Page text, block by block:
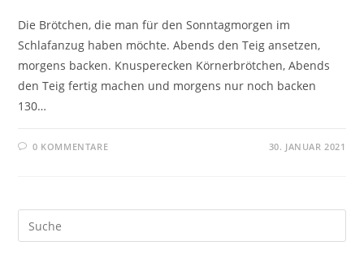
Die Brötchen, die man für den Sonntagmorgen im
Schlafanzug haben möchte. Abends den Teig ansetzen,
morgens backen. Knusperecken Körnerbrötchen, Abends
den Teig fertig machen und morgens nur noch backen
130…
0 KOMMENTARE 30. JANUAR 2021